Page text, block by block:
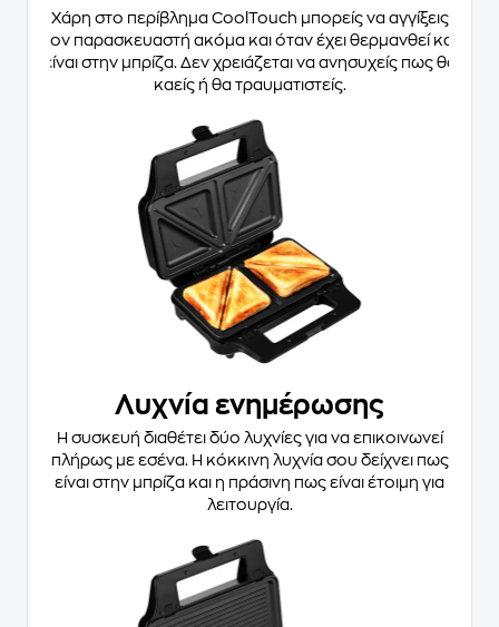
Χάρη στο περίβλημα CoolTouch μπορείς να αγγίξεις
τον παρασκευαστή ακόμα και όταν έχει θερμανθεί και
είναι στην μπρίζα. Δεν χρειάζεται να ανησυχείς πως θα
καείς ή θα τραυματιστείς.
Λυχνία ενημέρωσης
Η συσκευή διαθέτει δύο λυχνίες για να επικοινωνεί
πλήρως με εσένα. Η κόκκινη λυχνία σου δείχνει πως
είναι στην μπρίζα και η πράσινη πως είναι έτοιμη για
λειτουργία.